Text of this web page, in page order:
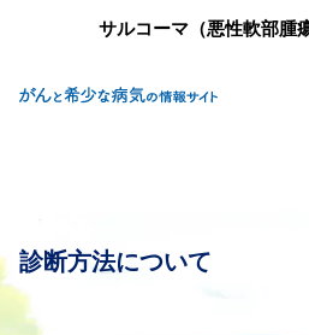
メ
サルコーマ（悪性軟部腫
Site Logo
診断方法について